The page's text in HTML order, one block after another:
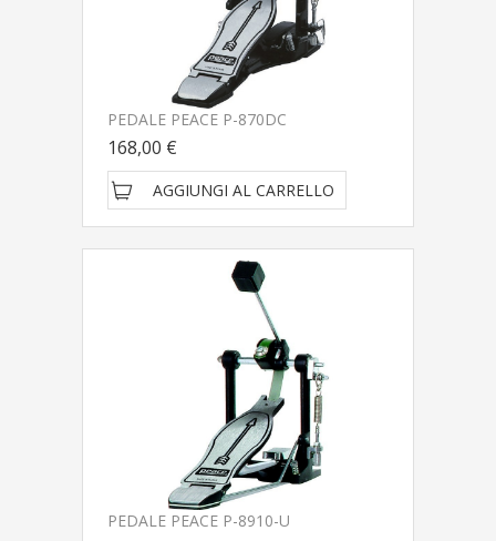
PEDALE PEACE P-870DC
168,00 €
AGGIUNGI AL CARRELLO
PEDALE PEACE P-8910-U